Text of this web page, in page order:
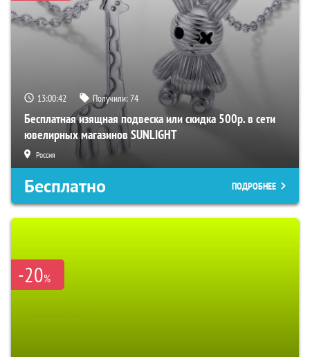
13:00:41 Получили:74
Бесплатная изящная подвеска или скидка 500р. в сети
ювелирных магазинов SUNLIGHT
Россия
Бесплатно ПОДРОБНЕЕ
-20%